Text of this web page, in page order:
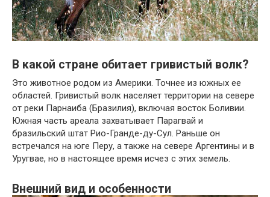
В какой стране обитает гривистый волк?
Это животное родом из Америки. Точнее из южных ее
областей. Гривистый волк населяет территории на севере
от реки Парнаиба (Бразилия), включая восток Боливии.
Южная часть ареала захватывает Парагвай и
бразильский штат Рио-Гранде-ду-Сул. Раньше он
встречался на юге Перу, а также на севере Аргентины и в
Уругвае, но в настоящее время исчез с этих земель.
Внешний вид и особенности